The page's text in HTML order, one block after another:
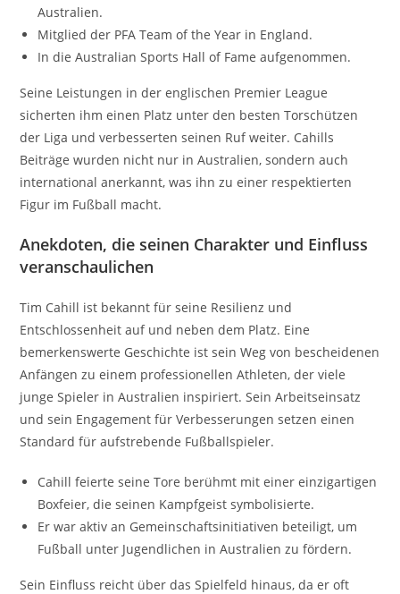
Australien.
Mitglied der PFA Team of the Year in England.
In die Australian Sports Hall of Fame aufgenommen.
Seine Leistungen in der englischen Premier League
sicherten ihm einen Platz unter den besten Torschützen
der Liga und verbesserten seinen Ruf weiter. Cahills
Beiträge wurden nicht nur in Australien, sondern auch
international anerkannt, was ihn zu einer respektierten
Figur im Fußball macht.
Anekdoten, die seinen Charakter und Einfluss
veranschaulichen
Tim Cahill ist bekannt für seine Resilienz und
Entschlossenheit auf und neben dem Platz. Eine
bemerkenswerte Geschichte ist sein Weg von bescheidenen
Anfängen zu einem professionellen Athleten, der viele
junge Spieler in Australien inspiriert. Sein Arbeitseinsatz
und sein Engagement für Verbesserungen setzen einen
Standard für aufstrebende Fußballspieler.
Cahill feierte seine Tore berühmt mit einer einzigartigen
Boxfeier, die seinen Kampfgeist symbolisierte.
Er war aktiv an Gemeinschaftsinitiativen beteiligt, um
Fußball unter Jugendlichen in Australien zu fördern.
Sein Einfluss reicht über das Spielfeld hinaus, da er oft